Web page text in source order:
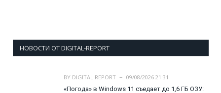
НОВОСТИ ОТ DIGITAL-REPORT
BY DIGITAL REPORT
09/08/2026 21:31
«Погода» в Windows 11 съедает до 1,6 ГБ ОЗУ: